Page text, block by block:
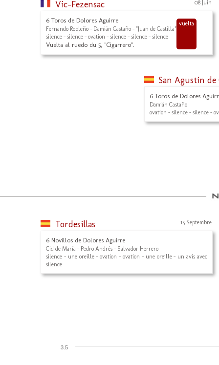
Vic-Fezensac 08 Juin
6 Toros de Dolores Aguirre
Fernando Robleño - Damián Castaño - "Juan de Castilla"
silence - silence - ovation - silence - silence - silence
Vuelta al ruedo du 5, "Cigarrero".
vuelta
San Agustin de
6 Toros de Dolores
Damián Castaño
ovation - silence - silence -
Tordesillas 15 Septembre
6 Novillos de Dolores Aguirre
Cid de María - Pedro Andrés - Salvador Herrero
silence - une oreille - ovation - ovation - une oreille - un avis avec
silence
3.5